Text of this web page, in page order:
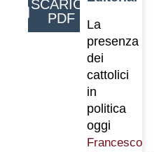
SCARICA
PDF
La
presenza
dei
cattolici
in
politica
oggi
Francesco